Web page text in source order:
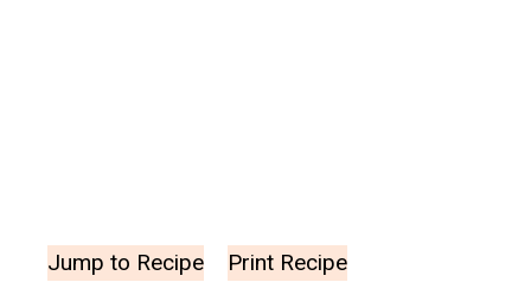
Jump to Recipe Print Recipe